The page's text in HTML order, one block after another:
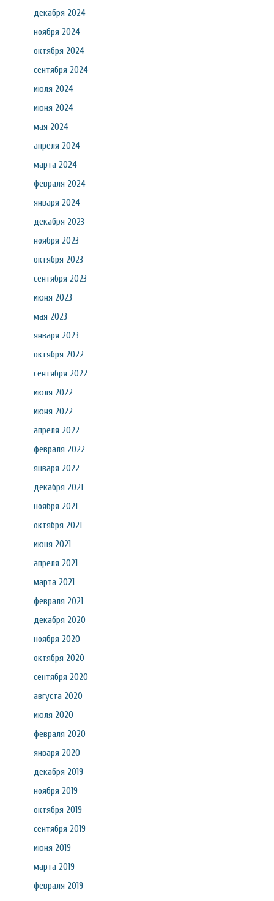
декабря 2024
ноября 2024
октября 2024
сентября 2024
июля 2024
июня 2024
мая 2024
апреля 2024
марта 2024
февраля 2024
января 2024
декабря 2023
ноября 2023
октября 2023
сентября 2023
июня 2023
мая 2023
января 2023
октября 2022
сентября 2022
июля 2022
июня 2022
апреля 2022
февраля 2022
января 2022
декабря 2021
ноября 2021
октября 2021
июня 2021
апреля 2021
марта 2021
февраля 2021
декабря 2020
ноября 2020
октября 2020
сентября 2020
августа 2020
июля 2020
февраля 2020
января 2020
декабря 2019
ноября 2019
октября 2019
сентября 2019
июня 2019
марта 2019
февраля 2019